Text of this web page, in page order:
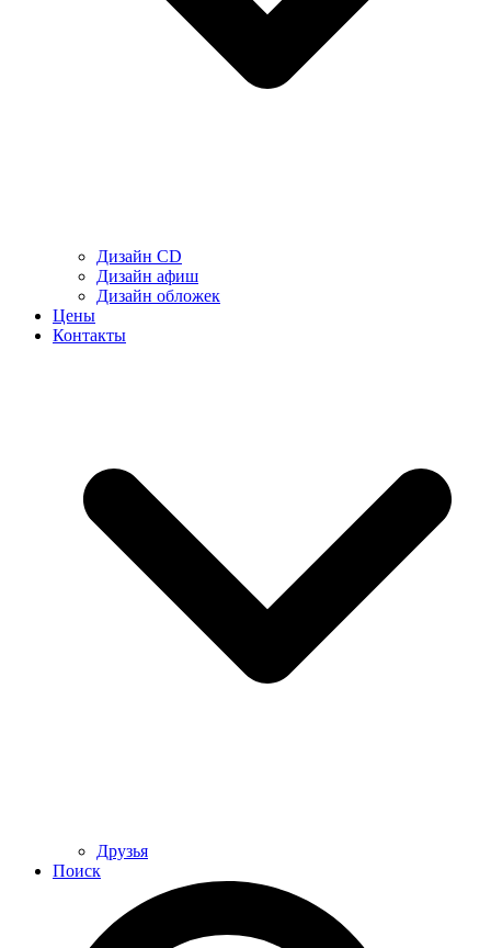
Дизайн CD
Дизайн афиш
Дизайн обложек
Цены
Контакты
Друзья
Поиск